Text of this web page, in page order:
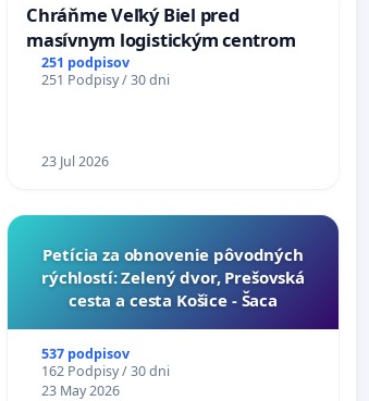
Chráňme Veľký Biel pred
masívnym logistickým centrom
251 podpisov
251 Podpisy / 30 dni
23 Jul 2026
​Petícia za obnovenie pôvodných
rýchlostí: Zelený dvor, Prešovská
cesta a cesta Košice - Šaca
537 podpisov
162 Podpisy / 30 dni
23 May 2026